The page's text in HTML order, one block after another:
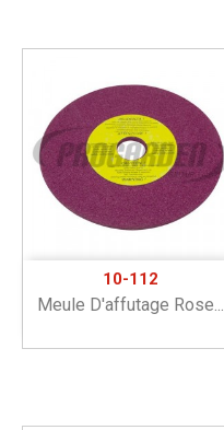
10-112
Meule D'affutage Rose...